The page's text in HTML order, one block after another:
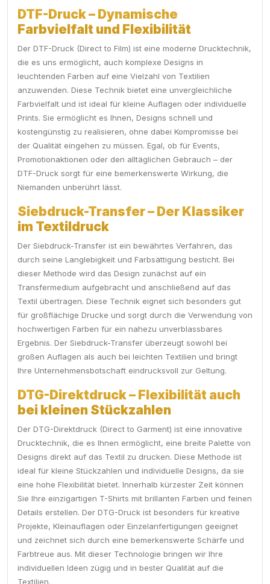
DTF-Druck – Dynamische
Farbvielfalt und Flexibilität
Der DTF-Druck (Direct to Film) ist eine moderne Drucktechnik,
die es uns ermöglicht, auch komplexe Designs in
leuchtenden Farben auf eine Vielzahl von Textilien
anzuwenden. Diese Technik bietet eine unvergleichliche
Farbvielfalt und ist ideal für kleine Auflagen oder individuelle
Prints. Sie ermöglicht es Ihnen, Designs schnell und
kostengünstig zu realisieren, ohne dabei Kompromisse bei
der Qualität eingehen zu müssen. Egal, ob für Events,
Promotionaktionen oder den alltäglichen Gebrauch – der
DTF-Druck sorgt für eine bemerkenswerte Wirkung, die
Niemanden unberührt lässt.
Siebdruck-Transfer – Der Klassiker
im Textildruck
Der Siebdruck-Transfer ist ein bewährtes Verfahren, das
durch seine Langlebigkeit und Farbsättigung besticht. Bei
dieser Methode wird das Design zunächst auf ein
Transfermedium aufgebracht und anschließend auf das
Textil übertragen. Diese Technik eignet sich besonders gut
für großflächige Drucke und sorgt durch die Verwendung von
hochwertigen Farben für ein nahezu unverblassbares
Ergebnis. Der Siebdruck-Transfer überzeugt sowohl bei
großen Auflagen als auch bei leichten Textilien und bringt
Ihre Unternehmensbotschaft eindrucksvoll zur Geltung.
DTG-Direktdruck – Flexibilität auch
bei kleinen Stückzahlen
Der DTG-Direktdruck (Direct to Garment) ist eine innovative
Drucktechnik, die es Ihnen ermöglicht, eine breite Palette von
Designs direkt auf das Textil zu drucken. Diese Methode ist
ideal für kleine Stückzahlen und individuelle Designs, da sie
eine hohe Flexibilität bietet. Innerhalb kürzester Zeit können
Sie Ihre einzigartigen T-Shirts mit brillanten Farben und feinen
Details erstellen. Der DTG-Druck ist besonders für kreative
Projekte, Kleinauflagen oder Einzelanfertigungen geeignet
und zeichnet sich durch eine bemerkenswerte Schärfe und
Farbtreue aus. Mit dieser Technologie bringen wir Ihre
individuellen Ideen zügig und in bester Qualität auf die
Textilien.